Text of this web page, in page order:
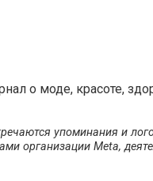
о моде, красоте,
упоминания и
организации Meta,